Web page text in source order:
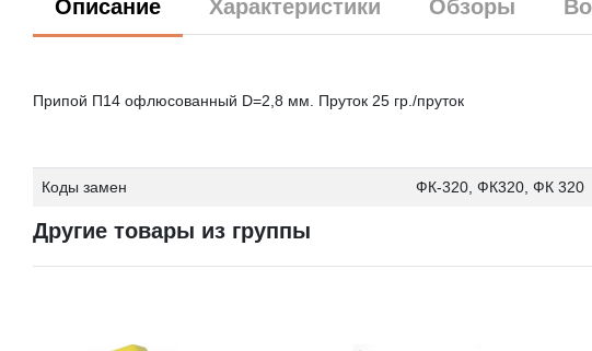
Описание Характеристики Обзоры
Припой П14 офлюсованный D=2,8 мм. Пруток 25 гр./пруток
Коды замен ФК-320, ФК320, ФК 320
Другие товары из группы